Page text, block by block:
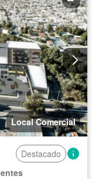
Local Comercial
Destacado